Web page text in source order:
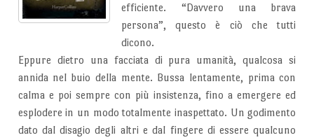
efficiente. “Davvero una brava
persona”, questo è ciò che tutti
dicono.
Eppure dietro una facciata di pura umanità, qualcosa si
annida nel buio della mente. Bussa lentamente, prima con
calma e poi sempre con più insistenza, fino a emergere ed
esplodere in un modo totalmente inaspettato. Un godimento
dato dal disagio degli altri e dal fingere di essere qualcuno